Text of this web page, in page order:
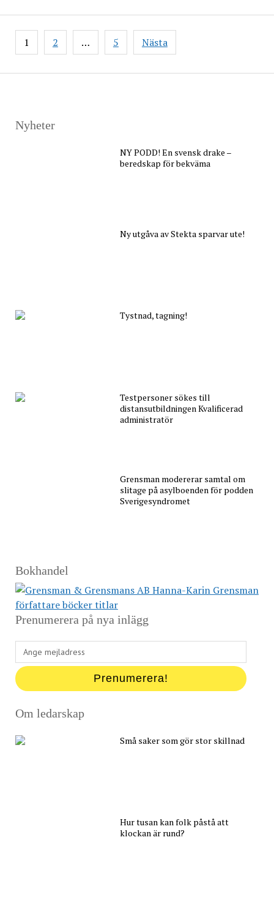
Sidnumrering
för
1 2 … 5 Nästa
Nyheter
NY PODD! En svensk drake –
beredskap för bekväma
Ny utgåva av Stekta sparvar ute!
Tystnad, tagning!
Testpersoner sökes till
distansutbildningen Kvalificerad
administratör
Grensman modererar samtal om
slitage på asylboenden för podden
Sverigesyndromet
Bokhandel
Prenumerera på nya inlägg
Ange
mejladress
Prenumerera!
Om ledarskap
Små saker som gör stor skillnad
Hur tusan kan folk påstå att
klockan är rund?